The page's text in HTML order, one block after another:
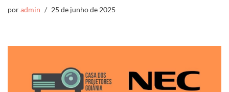
poradmin 25 de junho de 2025